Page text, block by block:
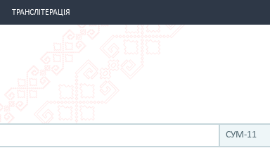
ТРАНСЛІТЕРАЦІЯ
СУМ-11